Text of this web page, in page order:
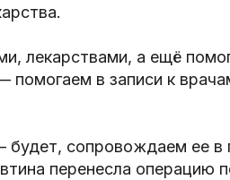
лекарствами, а ещё
в записи к
будет, сопровождаем ее в
перенесла операцию